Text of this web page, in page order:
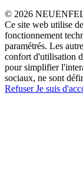
© 2026
Ce site web utilise
fonctionnement
paramétrés. Les
confort d'utilisation
pour simplifier
sociaux, ne sont
RefuserJe suis